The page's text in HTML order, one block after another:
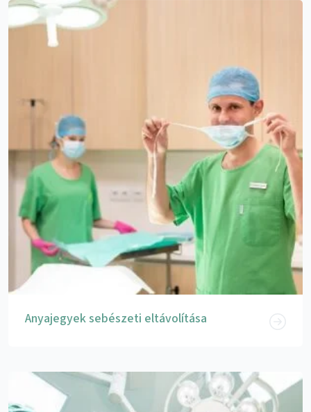
Anyajegyek sebészeti eltávolítása